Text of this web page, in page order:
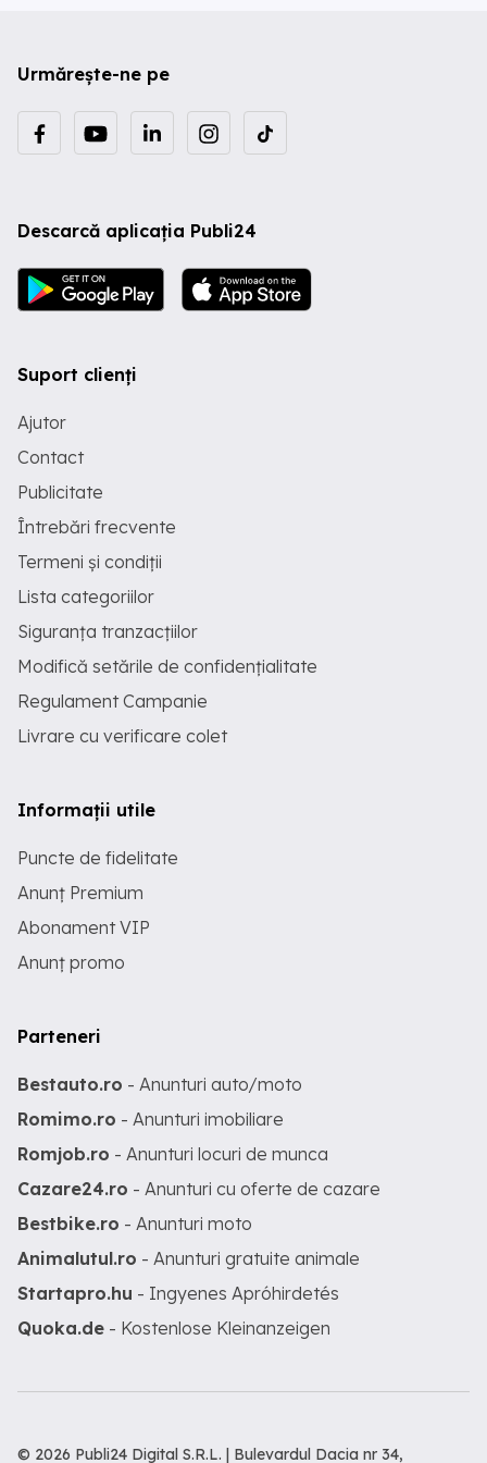
Urmărește-ne pe
Descarcă aplicația Publi24
Suport clienți
Ajutor
Contact
Publicitate
Întrebări frecvente
Termeni și condiții
Lista categoriilor
Siguranța tranzacțiilor
Modifică setările de confidențialitate
Regulament Campanie
Livrare cu verificare colet
Informații utile
Puncte de fidelitate
Anunț Premium
Abonament VIP
Anunț promo
Parteneri
Bestauto.ro - Anunturi auto/moto
Romimo.ro - Anunturi imobiliare
Romjob.ro - Anunturi locuri de munca
Cazare24.ro - Anunturi cu oferte de cazare
Bestbike.ro - Anunturi moto
Animalutul.ro - Anunturi gratuite animale
Startapro.hu - Ingyenes Apróhirdetés
Quoka.de - Kostenlose Kleinanzeigen
© 2026 Publi24 Digital S.R.L. | Bulevardul Dacia nr 34,